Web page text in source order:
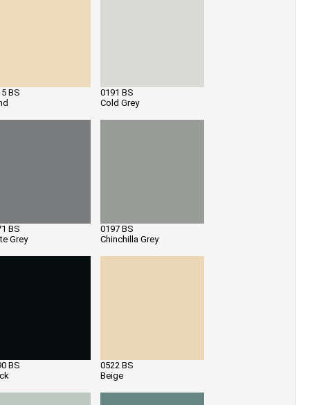
BS
0191 BS
Cold Grey
BS
Grey
0197 BS
Chinchilla Grey
BS
0522 BS
Beige